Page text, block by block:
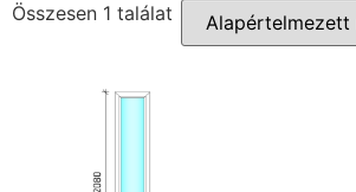
Összesen 1 találat